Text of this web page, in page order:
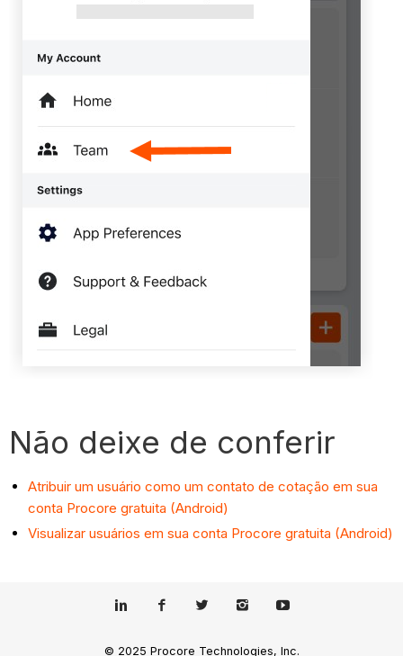
Não deixe de conferir
Atribuir um usuário como um contato de cotação em sua
conta Procore gratuita (Android)
Visualizar usuários em sua conta Procore gratuita (Android)
© 2025 Procore Technologies, Inc.